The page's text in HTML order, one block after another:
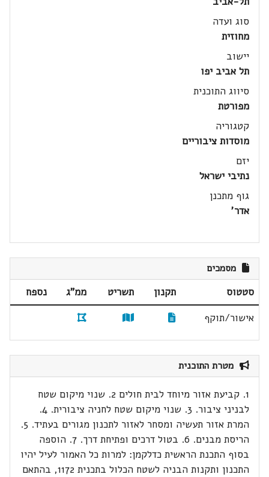
סוג ועדה
מחוזית
יישוב
תל אביב יפו
סיווג התוכנית
מפורטת
קטגוריה
מוסדות ציבוריים
יזם
נתיבי ישראל
גוף מתכנן
אדר'
מסמכים
סטטוס תקנון תשריט ממ"ג
נספח
אישור/תוקף
מטרת התוכנית
1. קביעת אזור מיוחד לבית חולים 2. שנוי מיקום שטח
לבניני ציבור. 3. שנוי מיקום שטח לחניה ציבורית. 4.
המרת אזור תעשיה ומסחר לאזור לתכנון מגורים בעתיד. 5.
הריסת מבנים. 6. בטול דרכים ופתיחת דרך. 7. הוספה
בסוף התכנת הראשית כדלקמן: למרות כל האמור לעיל יהיו
התכנון ותקנות הבניה לשטח הכלול בתכנית 1172, בהתאם